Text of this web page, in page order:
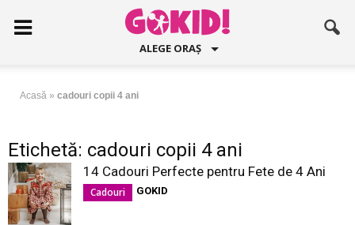
ALEGE ORAȘ
Acasă » cadouri copii 4 ani
Etichetă: cadouri copii 4 ani
14 Cadouri Perfecte pentru Fete de 4 Ani
Cadouri GOKID